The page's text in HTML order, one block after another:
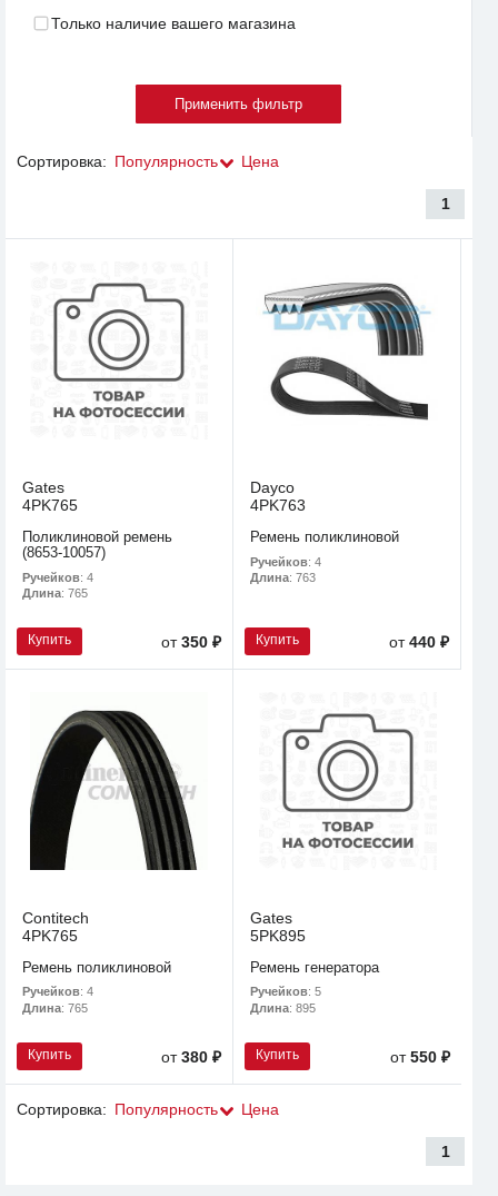
Только наличие вашего магазина
Сортировка: Популярность Цена
1
Gates
4PK765
Поликлиновой ремень
(8653-10057)
Ручейков: 4
Длина: 765
Купить от350 ₽
Dayco
4PK763
Ремень поликлиновой
Ручейков: 4
Длина: 763
Купить от440 ₽
Contitech
4PK765
Ремень поликлиновой
Ручейков: 4
Длина: 765
Купить от380 ₽
Gates
5PK895
Ремень генератора
Ручейков: 5
Длина: 895
Купить от550 ₽
Сортировка: Популярность Цена
1